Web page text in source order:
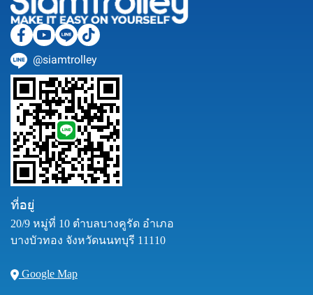
@siamtrolley
ที่อยู่
20/9 หมู่ที่ 10 ตำบลบางคูรัด อำเภอ
บางบัวทอง จังหวัดนนทบุรี 11110
Google Map